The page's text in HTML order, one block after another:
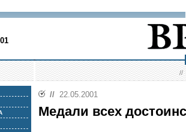
//
// 22.05.2001
Медали всех